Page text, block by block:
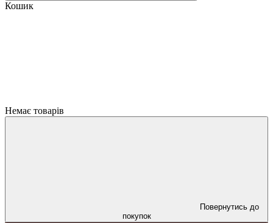
Кошик
Немає товарів
Повернутись до
покупок